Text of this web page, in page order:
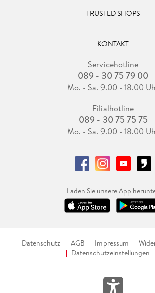
TRUSTED SHOPS
KONTAKT
Servicehotline
089 - 30 75 79 00
Mo. - Sa. 9.00 - 18.00
Filialhotline
089 - 30 75 75 75
Mo. - Sa. 9.00 - 18.00
Laden Sie unsere App
Datenschutz AGB Impressum
Datenschutzeinstellungen